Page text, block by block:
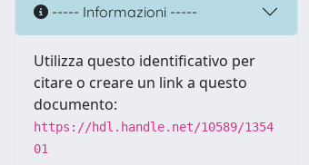
----- Informazioni -----
Utilizza questo identificativo per
citare o creare un link a questo
documento:
https://hdl.handle.net/10589/1354
01